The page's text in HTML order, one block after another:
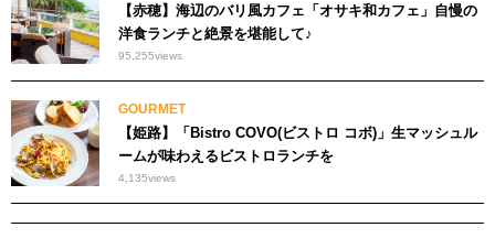
【赤穂】海辺のバリ風カフェ「オサキ和カフェ」自慢の
洋食ランチと絶景を堪能して♪
95,255views
GOURMET
【姫路】「Bistro COVO(ビストロ コボ)」生マッシュル
ームが味わえるビストロランチを
4,135views